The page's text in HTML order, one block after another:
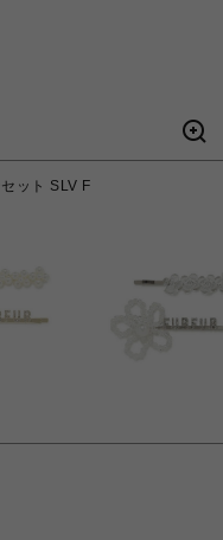
ット SLV F